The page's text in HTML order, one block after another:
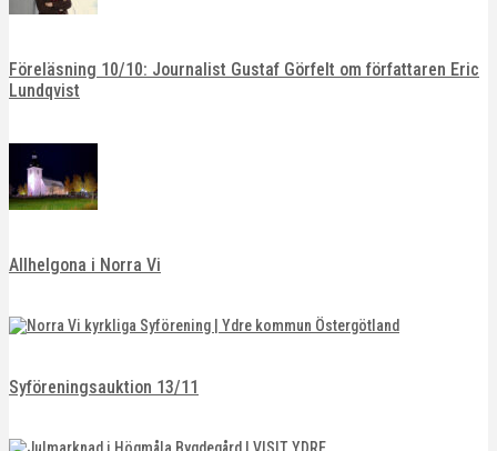
Föreläsning 10/10: Journalist Gustaf Görfelt om författaren Eric
Lundqvist
Allhelgona i Norra Vi
Syföreningsauktion 13/11